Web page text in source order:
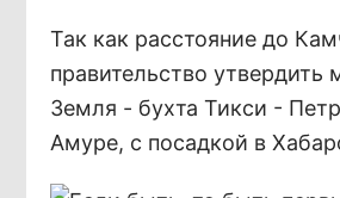
Так как расстояние до
правительство
Земля - бухта Тикси -
Амуре, с посадкой в